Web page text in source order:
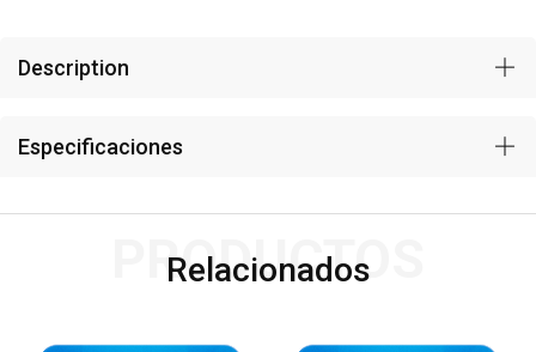
Description
Especificaciones
Relacionados
PRODUCTOS